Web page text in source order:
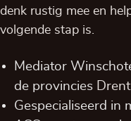
denk rustig mee en
volgende stap is.
Mediator
de provincies
Gespecialiseerd in